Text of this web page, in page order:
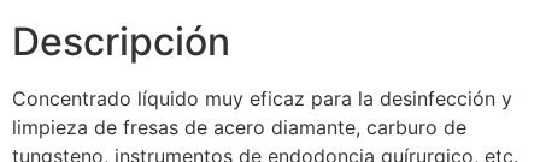
Descripción
Concentrado líquido muy eficaz para la desinfección y
limpieza de fresas de acero diamante, carburo de
tungsteno, instrumentos de endodoncia quírurgico, etc.